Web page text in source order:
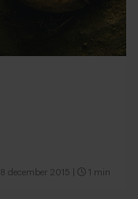
18 december 2015 1 min